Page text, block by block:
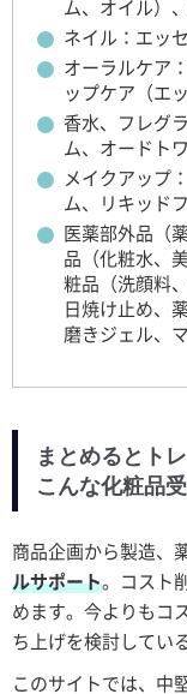
ム、オイル）
ネイル：エッ
オーラルケア
ップケア（エ
香水、フレグ
ム、オードト
メイクアップ
ム、リキッド
医薬部外品（
品（化粧水、
粧品（洗顔料
日焼け止め、
磨きジェル、
まとめるとト
こんな化粧品
商品企画から製造、
ルサポート。コスト
めます。今よりもコ
ち上げを検討してい
このサイトでは、中